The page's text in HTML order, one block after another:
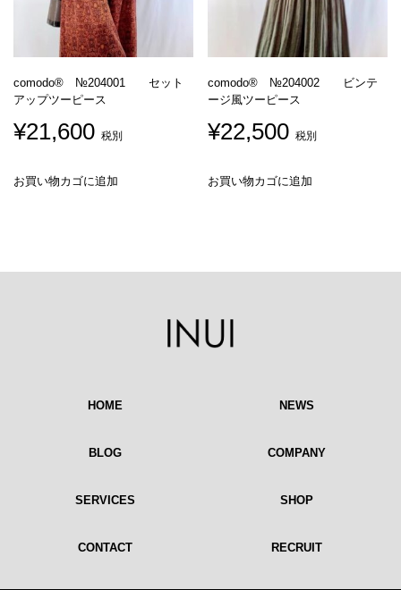
comodo® №204001 セット
アップツーピース
¥21,600 税別
お買い物カゴに追加
comodo® №204002 ビンテ
ージ風ツーピース
¥22,500 税別
お買い物カゴに追加
HOME NEWS
BLOG COMPANY
SERVICES SHOP
CONTACT RECRUIT